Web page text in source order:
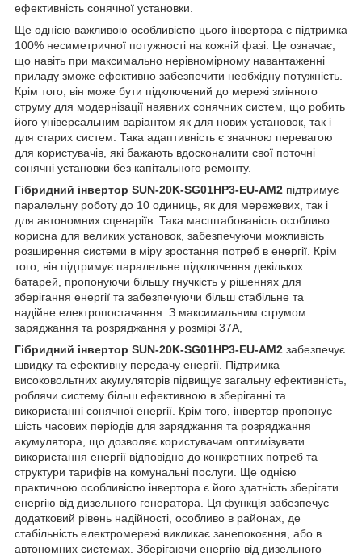
ефективність сонячної установки.
Ще однією важливою особливістю цього інвертора є підтримка
100% несиметричної потужності на кожній фазі. Це означає,
що навіть при максимально нерівномірному навантаженні
приладу зможе ефективно забезпечити необхідну потужність.
Крім того, він може бути підключений до мережі змінного
струму для модернізації наявних сонячних систем, що робить
його універсальним варіантом як для нових установок, так і
для старих систем. Така адаптивність є значною перевагою
для користувачів, які бажають вдосконалити свої поточні
сонячні установки без капітального ремонту.
Гібридний інвертор SUN-20K-SG01HP3-EU-AM2 підтримує
паралельну роботу до 10 одиниць, як для мережевих, так і
для автономних сценаріїв. Така масштабованість особливо
корисна для великих установок, забезпечуючи можливість
розширення системи в міру зростання потреб в енергії. Крім
того, він підтримує паралельне підключення декількох
батарей, пропонуючи більшу гнучкість у рішеннях для
зберігання енергії та забезпечуючи більш стабільне та
надійне електропостачання. З максимальним струмом
заряджання та розряджання у розмірі 37А,
Гібридний інвертор SUN-20K-SG01HP3-EU-AM2 забезпечує
швидку та ефективну передачу енергії. Підтримка
високовольтних акумуляторів підвищує загальну ефективність,
роблячи систему більш ефективною в зберіганні та
використанні сонячної енергії. Крім того, інвертор пропонує
шість часових періодів для заряджання та розряджання
акумулятора, що дозволяє користувачам оптимізувати
використання енергії відповідно до конкретних потреб та
структури тарифів на комунальні послуги. Ще однією
практичною особливістю інвертора є його здатність зберігати
енергію від дизельного генератора. Ця функція забезпечує
додатковий рівень надійності, особливо в районах, де
стабільність електромережі викликає занепокоєння, або в
автономних системах. Зберігаючи енергію від дизельного